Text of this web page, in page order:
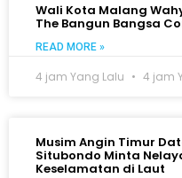
Wali Kota Malang
The Bangun Bangsa
READ MORE »
4 jam Yang Lalu 4 jam
Musim Angin Timur
Situbondo Minta
Keselamatan di Laut